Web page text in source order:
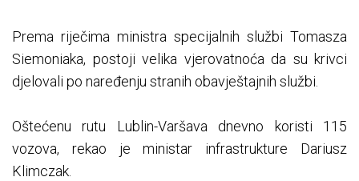
Prema riječima ministra specijalnih službi Tomasza
Siemoniaka, postoji velika vjerovatnoća da su krivci
djelovali po naređenju stranih obavještajnih službi.
Oštećenu rutu Lublin-Varšava dnevno koristi 115
vozova, rekao je ministar infrastrukture Dariusz
Klimczak.